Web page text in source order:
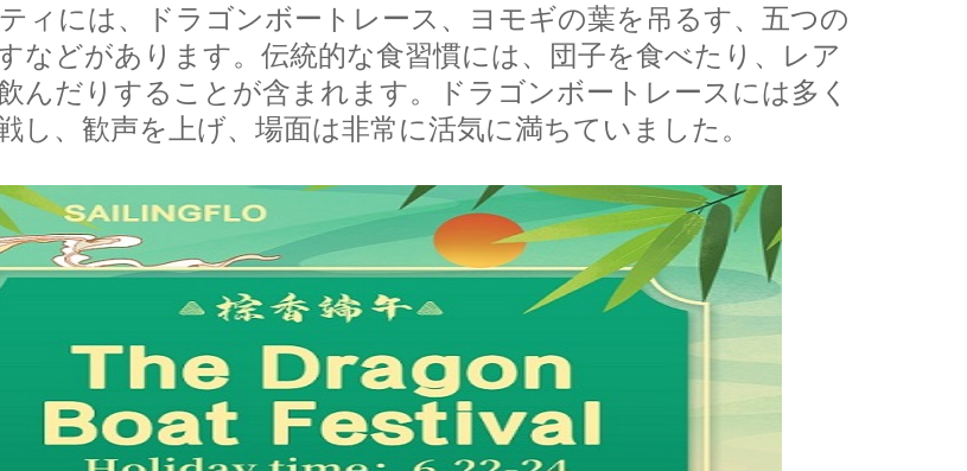
ィには、ドラゴンボートレース、ヨモギの葉を吊るす、五つの
などがあります。伝統的な食習慣には、団子を食べたり、レア
んだりすることが含まれます。ドラゴンボートレースには多く
し、歓声を上げ、場面は非常に活気に満ちていました。